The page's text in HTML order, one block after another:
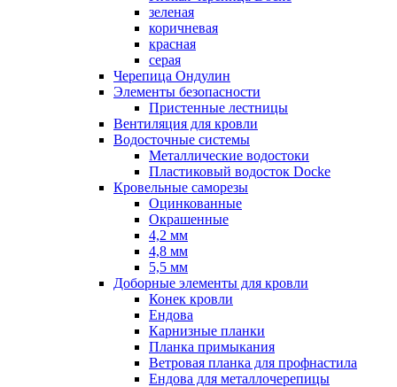
зеленая
коричневая
красная
серая
Черепица Ондулин
Элементы безопасности
Пристенные лестницы
Вентиляция для кровли
Водосточные системы
Металлические водостоки
Пластиковый водосток Docke
Кровельные саморезы
Оцинкованные
Окрашенные
4,2 мм
4,8 мм
5,5 мм
Доборные элементы для кровли
Конек кровли
Ендова
Карнизные планки
Планка примыкания
Ветровая планка для профнастила
Ендова для металлочерепицы